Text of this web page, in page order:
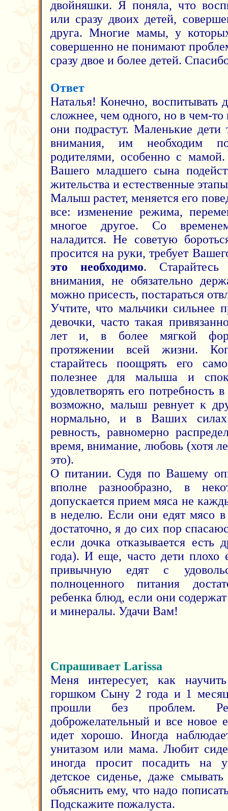
двойняшки. Я поняла, что
или сразу двоих детей,
друга. Многие мамы, у
совершенно не понимают
сразу двое и более детей.
Ответ
Наталья! Конечно, воспитывать
сложнее, чем одного, но в чем-то
они подрастут. Маленькие дети
внимания, им необходим
родителями, особенно с
Вашего младшего сына
жительства и естественные
Малыш растет, меняется его
все: изменение режима,
многое другое. Со
наладится. Не советую
просится на руки, требует
это необходимо.
внимания, не обязательно
можно присесть, постараться
Учтите, что мальчики сильнее
девочки, часто такая
лет и, в более мягкой
протяжении всей жизни.
старайтесь поощрять его
полезнее для малыша и
удовлетворять его
возможно, малыш ревнует к
нормально, и в Ваших силах
ревность, равномерно
время, внимание, любовь (хотя
это).
О питании. Судя по Вашему
вполне разнообразно, в
допускается прием мяса не
в неделю. Если они едят мясо в
достаточно, я до сих пор
если дочка отказывается
года). И еще, часто дети плохо
привычную едят с
полноценного питания
ребенка блюд, если они
и минералы. Удачи Вам!
Спрашивает Larissa
Меня интересует, как научить
горшком Сыну 2 года и 1
прошли без проблем.
доброжелательный и все новое
идет хорошо. Иногда
унитазом или мама. Любит
иногда просит посадить на
детское сиденье, даже
объяснить ему, что надо
Подскажите пожалуста.